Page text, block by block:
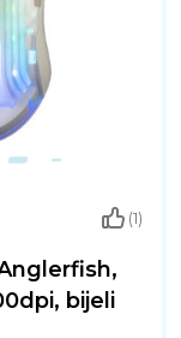
(1)
bijeli